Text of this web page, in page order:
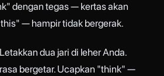
dengan tegas — kertas akan
— hampir tidak bergerak.
Letakkan dua jari di leher Anda.
bergetar. Ucapkan "think" —